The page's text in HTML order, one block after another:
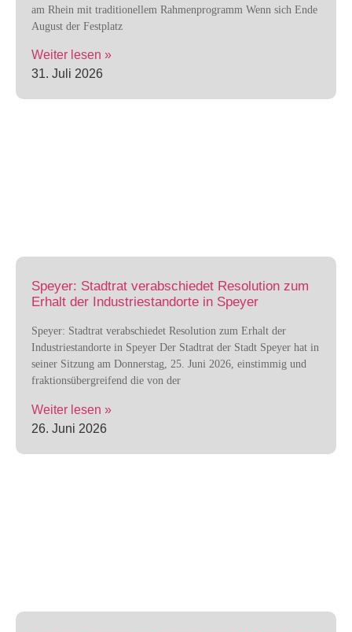
am Rhein mit traditionellem Rahmenprogramm Wenn sich Ende
August der Festplatz
Weiter lesen »
31. Juli 2026
Speyer: Stadtrat verabschiedet Resolution zum
Erhalt der Industriestandorte in Speyer
Speyer: Stadtrat verabschiedet Resolution zum Erhalt der
Industriestandorte in Speyer Der Stadtrat der Stadt Speyer hat in
seiner Sitzung am Donnerstag, 25. Juni 2026, einstimmig und
fraktionsübergreifend die von der
Weiter lesen »
26. Juni 2026